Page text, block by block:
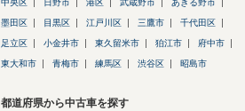
中央区 日野市 港区 武蔵野市 あきる野市
墨田区 目黒区 江戸川区 三鷹市 千代田区
足立区 小金井市 東久留米市 狛江市 府中市
東大和市 青梅市 練馬区 渋谷区 昭島市
都道府県から中古車を探す